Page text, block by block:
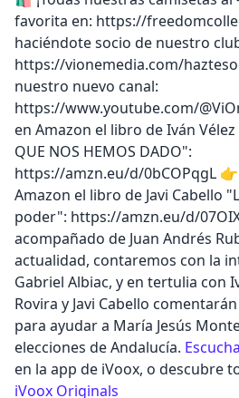
favorita en: https://
haciéndote socio de nuestro
https://vionemedia.com/
nuestro nuevo canal:
https://www.youtube.com/
en Amazon el libro de Iván Vélez
QUE NOS HEMOS DADO":
https://amzn.eu/d/0bCOPqgL
Amazon el libro de Javi Cabello
poder": https://amzn.eu/d/
acompañado de Juan Andrés
actualidad, contaremos con la
Gabriel Albiac, y en tertulia con
Rovira y Javi Cabello
para ayudar a María Jesús
elecciones de Andalucía.
en la app de iVoox, o descubre
iVoox Originals